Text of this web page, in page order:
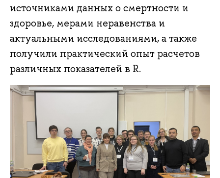
источниками данных о смертности и
здоровье, мерами неравенства и
актуальными исследованиями, а также
получили практический опыт расчетов
различных показателей в R.